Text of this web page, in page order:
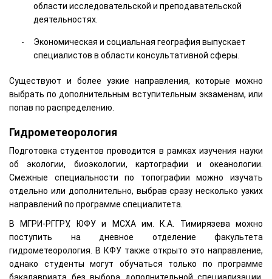
области исследовательской и преподавательской
деятельностях.
Экономическая и социальная география выпускает
специалистов в области консультативной сферы.
Существуют и более узкие направления, которые можно
выбрать по дополнительным вступительным экзаменам, или
попав по распределению.
Гидрометеорология
Подготовка студентов проводится в рамках изучения науки
об экологии, биоэкологии, картографии и океанологии.
Смежные специальности по топографии можно изучать
отдельно или дополнительно, выбрав сразу несколько узких
направлений по программе специалитета.
В МГРИ-РГГРУ, ЮФУ и МСХА им. К.А. Тимирязева можно
поступить на дневное отделение факультета
гидрометеорология. В КФУ также открыто это направление,
однако студенты могут обучаться только по программе